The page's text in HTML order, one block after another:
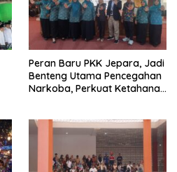
Peran Baru PKK Jepara, Jadi
Benteng Utama Pencegahan
Narkoba, Perkuat Ketahanan